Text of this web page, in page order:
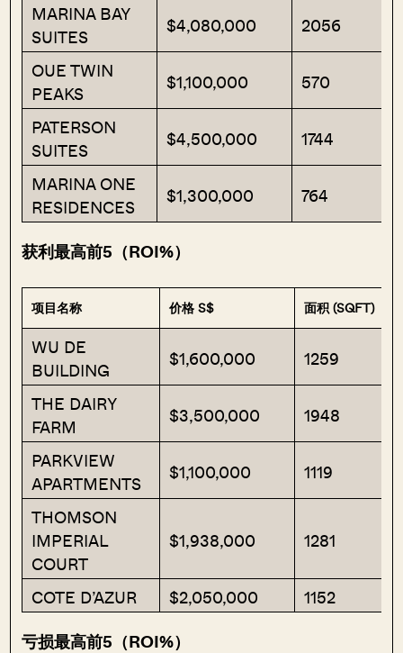
MARINA BAY
SUITES
$4,080,000
2056
OUE TWIN
PEAKS
$1,100,000
570
PATERSON
SUITES
$4,500,000
1744
MARINA ONE
RESIDENCES
$1,300,000 764
获利最高前5（ROI%）
项目名称 价格 S$ 面积 (SQFT)
WU DE
BUILDING
$1,600,000
1259
THE DAIRY
FARM
$3,500,000
1948
PARKVIEW
APARTMENTS
$1,100,000
1119
THOMSON
IMPERIAL
COURT
$1,938,000 1281
COTE D’AZUR $2,050,000
1152
亏损最高前5（ROI%）